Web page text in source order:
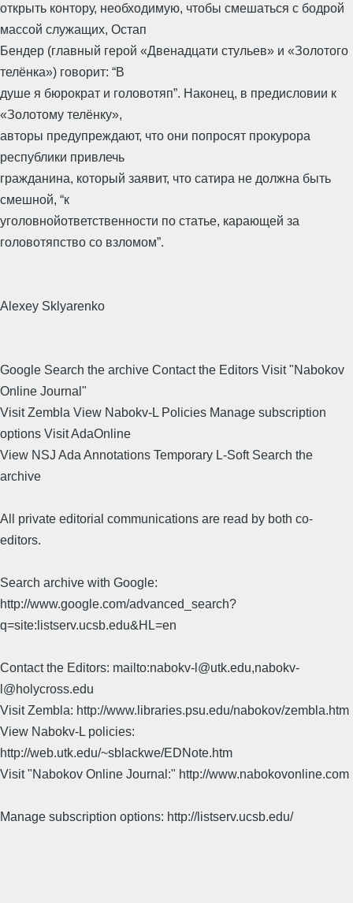
открыть контору, необходимую, чтобы смешаться с бодрой
массой служащих, Остап
Бендер (главный герой «Двенадцати стульев» и «Золотого
телёнка») говорит: “В
душе я бюрократ и головотяп”. Наконец, в предисловии к
«Золотому телёнку»,
авторы предупреждают, что они попросят прокурора
республики привлечь
гражданина, который заявит, что сатира не должна быть
смешной, “к
уголовнойответственности по статье, карающей за
головотяпство со взломом”.
Alexey Sklyarenko
Google Search the archive Contact the Editors Visit "Nabokov
Online Journal"
Visit Zembla View Nabokv-L Policies Manage subscription
options Visit AdaOnline
View NSJ Ada Annotations Temporary L-Soft Search the
archive
All private editorial communications are read by both co-
editors.
Search archive with Google:
http://www.google.com/advanced_search?
q=site:listserv.ucsb.edu&HL=en
Contact the Editors: mailto:nabokv-l@utk.edu,nabokv-
l@holycross.edu
Visit Zembla: http://www.libraries.psu.edu/nabokov/zembla.htm
View Nabokv-L policies:
http://web.utk.edu/~sblackwe/EDNote.htm
Visit "Nabokov Online Journal:" http://www.nabokovonline.com
Manage subscription options: http://listserv.ucsb.edu/